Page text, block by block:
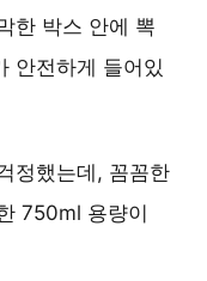
한 박스 안에 뽁
안전하게 들어있
정했는데, 꼼꼼한
750ml 용량이